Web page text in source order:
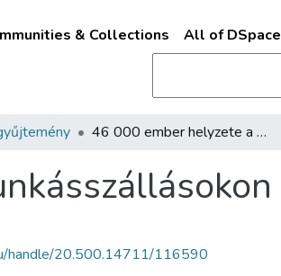
& Collections All of DSpace
46 000 ember helyzete a munkásszállásokon
handle/20.500.14711/116590